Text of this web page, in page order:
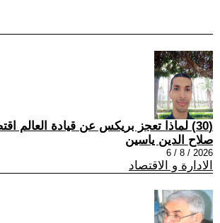
(30) لماذا تعجز بريكس عن قيادة العالم اقتصادياً؟
صلاح الدين ياسين
2026 / 8 / 6
الادارة و الاقتصاد